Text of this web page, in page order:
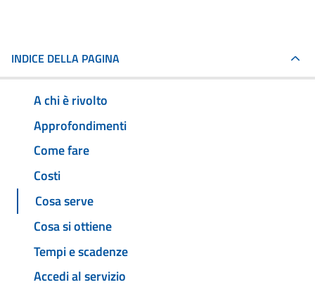
INDICE DELLA PAGINA
A chi è rivolto
Approfondimenti
Come fare
Costi
Cosa serve
Cosa si ottiene
Tempi e scadenze
Accedi al servizio